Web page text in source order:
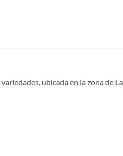
ubicada en la zona de La